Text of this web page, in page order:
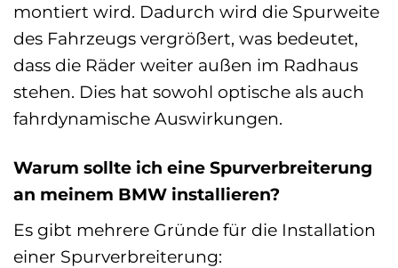
montiert wird. Dadurch wird die Spurweite
des Fahrzeugs vergrößert, was bedeutet,
dass die Räder weiter außen im Radhaus
stehen. Dies hat sowohl optische als auch
fahrdynamische Auswirkungen.
Warum sollte ich eine Spurverbreiterung
an meinem BMW installieren?
Es gibt mehrere Gründe für die Installation
einer Spurverbreiterung: